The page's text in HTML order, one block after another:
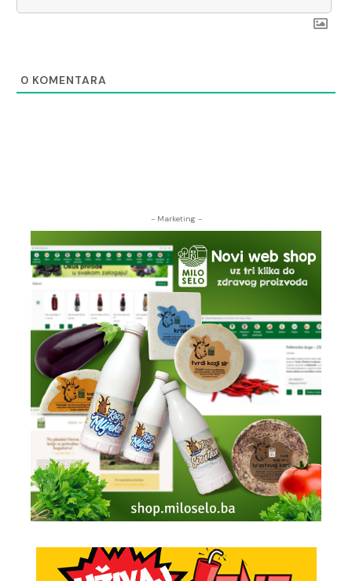
0 KOMENTARA
- Marketing -